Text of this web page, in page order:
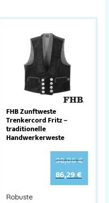
FHB Zunftweste
Trenkercord Fritz –
traditionelle
Handwerkerweste
98,06€
86,29€
Robuste